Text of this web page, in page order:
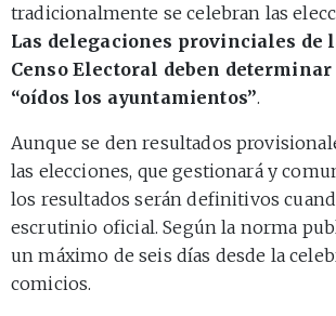
tradicionalmente se celebran las
Las delegaciones provinciales de
Censo Electoral deben determinar
“oídos los ayuntamientos”.
Aunque se den resultados
las elecciones, que gestionará y
los resultados serán definitivos
escrutinio oficial. Según la norma
un máximo de seis días desde la
comicios.